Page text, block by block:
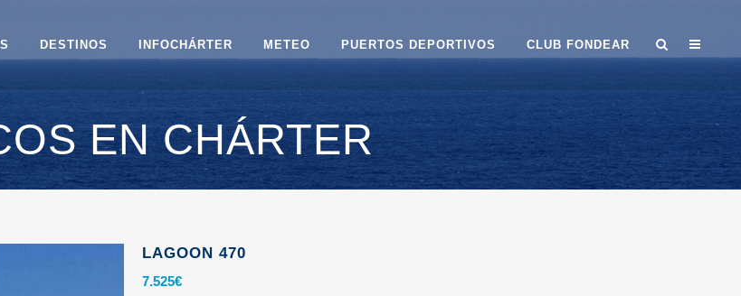
DESTINOS INFOCHÁRTER METEO PUERTOS DEPORTIVOS CLUB FONDEAR
EN CHÁRTER
LAGOON 470
7.525€